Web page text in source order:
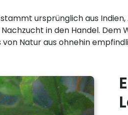
ursprünglich aus
in den Handel.
Natur aus ohnehin